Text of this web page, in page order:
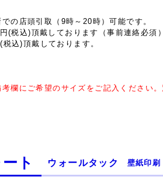
の店頭引取（9時～20時）可能です。
税込)頂戴しております（事前連絡必須）
込)頂戴しております。
欄にご希望のサイズをご記入ください。
ト ウォールタック 壁紙印刷